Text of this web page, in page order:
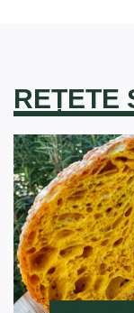
REȚETE